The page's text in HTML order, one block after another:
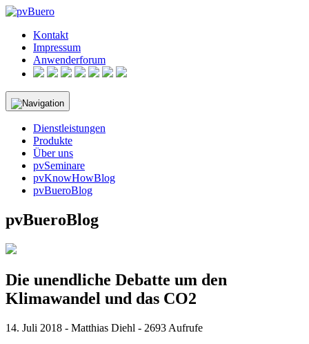
Skip
contentKontakt
Impressum
Anwenderforum
Dienstleistungen
Produkte
Über uns
pvSeminare
pvKnowHowBlog
pvBueroBlog
pvBueroBlog
Die unendliche Debatte um den
Klimawandel und das CO2
14. Juli 2018 - Matthias Diehl - 2693 Aufrufe